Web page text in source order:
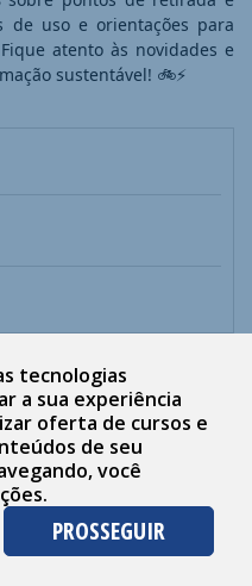
de uso e orientações para
Fique atento às novidades e
sustentável! 🚲⚡
tecnologias
a sua experiência
oferta de cursos e
de seu
você
PROSSEGUIR